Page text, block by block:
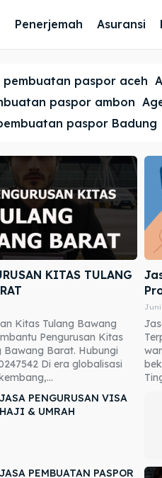
Penerjemah Asuransi
pembuatan paspor aceh
paspor ambon
paspor Badung
KITAS TULANG
Kitas Tulang Bawang
Pengurusan Kitas
Bawang Barat. Hubungi
Di era globalisasi
Juni
JASA PENGURUSAN VISA
HAJI & UMRAH
JASA PEMBUATAN PASPOR